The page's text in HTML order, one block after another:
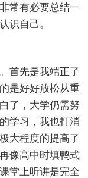
常有必要总结一
识自己。
首先是我端正了
是好好放松从重
了，大学仍需努
学习，我也打消
大程度的提高了
像高中时填鸭式
堂上听讲是完全